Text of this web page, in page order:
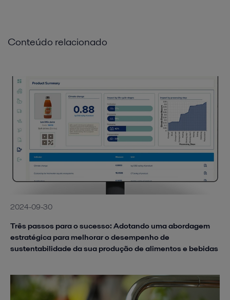
Conteúdo relacionado
2024-09-30
Três passos para o sucesso: Adotando uma abordagem
estratégica para melhorar o desempenho de
sustentabilidade da sua produção de alimentos e bebidas